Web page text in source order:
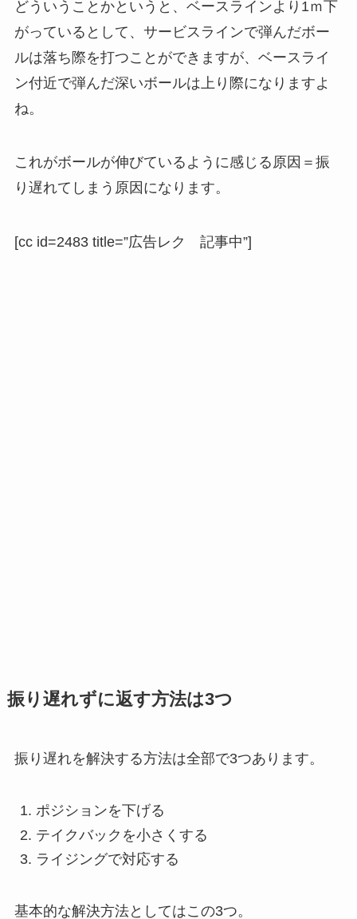
どういうことかというと、ベースラインより1ｍ下
がっているとして、サービスラインで弾んだボー
ルは落ち際を打つことができますが、ベースライ
ン付近で弾んだ深いボールは上り際になりますよ
ね。
これがボールが伸びているように感じる原因＝振
り遅れてしまう原因になります。
[cc id=2483 title=”広告レク 記事中”]
振り遅れずに返す方法は3つ
振り遅れを解決する方法は全部で3つあります。
ポジションを下げる
テイクバックを小さくする
ライジングで対応する
基本的な解決方法としてはこの3つ。